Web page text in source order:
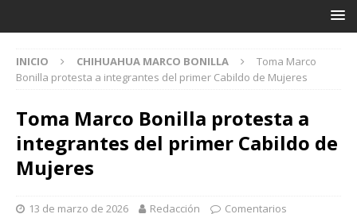
INICIO CHIHUAHUA MARCO BONILLA
Toma Marco
Bonilla protesta a integrantes del primer Cabildo de Mujeres
Toma Marco Bonilla protesta a
integrantes del primer Cabildo de
Mujeres
13 de marzo de 2026 Redacción
Comentarios